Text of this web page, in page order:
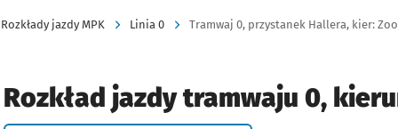
Rozkłady jazdy MPK Linia 0 Tramwaj 0, przystanek Hallera, kier: Zoo
Rozkład jazdy tramwaju 0,